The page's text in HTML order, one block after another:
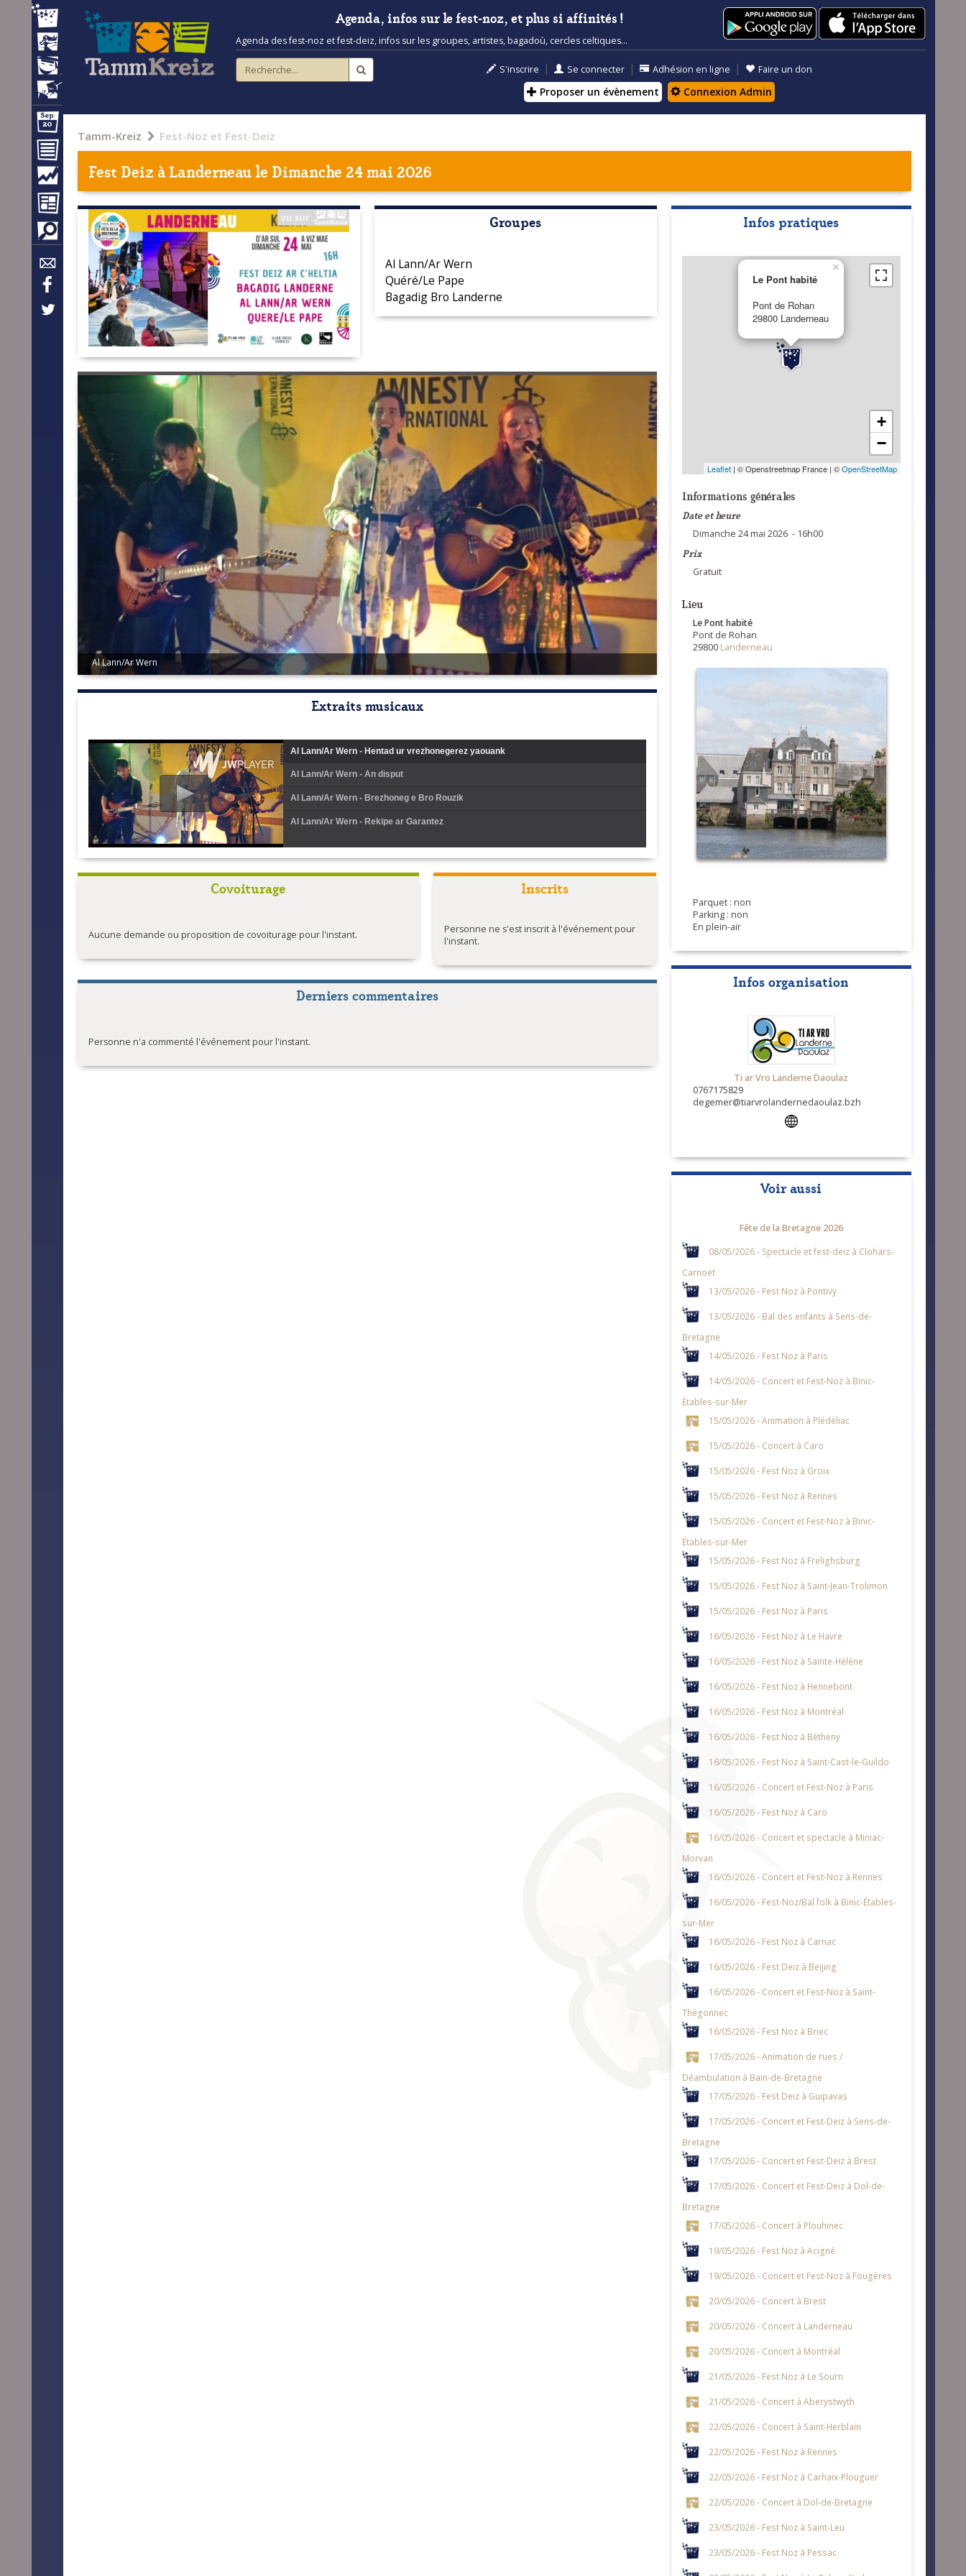
Agenda, infos sur le fest-noz, et plus si affinités !
Agenda des fest-noz et fest-deiz, infos sur les groupes, artistes, bagadoù, cercles celtiques...
S'inscrire | Se connecter | Adhésion en ligne | Faire un don
Proposer un évènement Connexion Admin
Tamm-Kreiz Fest-Noz et Fest-Deiz
Fest Deiz àLanderneaule Dimanche 24 mai 2026
Groupes
Al Lann/Ar Wern
Quéré/Le Pape
Bagadig Bro Landerne
Quéré/Le Pape
Extraits musicaux
Al Lann/Ar Wern - Hentad ur vrezhonegerez yaouank
Al Lann/Ar Wern - An disput
Al Lann/Ar Wern - Brezhoneg e Bro Rouzik
Al Lann/Ar Wern - Rekipe ar Garantez
Covoiturage
Aucune demande ou proposition de covoiturage pour l'instant.
Inscrits
Personne ne s'est inscrit à l'événement pour
l'instant.
Derniers commentaires
Personne n'a commenté l'événement pour l'instant.
Infos pratiques
Le Pont habité
Pont de Rohan
29800 Landerneau
×
+
−
Leaflet| © Openstreetmap France | ©OpenStreetMap
Informations générales
Date et heure
Dimanche 24 mai 2026 - 16h00
Prix
Gratuit
Lieu
Le Pont habité
Pont de Rohan
29800 Landerneau
Parquet : non
Parking : non
En plein-air
Infos organisation
Ti ar Vro Landerne Daoulaz
0767175829
degemer@tiarvrolandernedaoulaz.bzh
Voir aussi
Fête de la Bretagne 2026
08/05/2026 - Spectacle et fest-deiz à Clohars-
Carnoët
13/05/2026 - Fest Noz à Pontivy
13/05/2026 - Bal des enfants à Sens-de-
Bretagne
14/05/2026 - Fest Noz à Paris
14/05/2026 - Concert et Fest-Noz à Binic-
Étables-sur-Mer
15/05/2026 - Animation à Plédéliac
15/05/2026 - Concert à Caro
15/05/2026 - Fest Noz à Groix
15/05/2026 - Fest Noz à Rennes
15/05/2026 - Concert et Fest-Noz à Binic-
Étables-sur-Mer
15/05/2026 - Fest Noz à Frelighsburg
15/05/2026 - Fest Noz à Saint-Jean-Trolimon
15/05/2026 - Fest Noz à Paris
16/05/2026 - Fest Noz à Le Havre
16/05/2026 - Fest Noz à Sainte-Hélène
16/05/2026 - Fest Noz à Hennebont
16/05/2026 - Fest Noz à Montréal
16/05/2026 - Fest Noz à Bétheny
16/05/2026 - Fest Noz à Saint-Cast-le-Guildo
16/05/2026 - Concert et Fest-Noz à Paris
16/05/2026 - Fest Noz à Caro
16/05/2026 - Concert et spectacle à Miniac-
Morvan
16/05/2026 - Concert et Fest-Noz à Rennes
16/05/2026 - Fest-Noz/Bal folk à Binic-Étables-
sur-Mer
16/05/2026 - Fest Noz à Carnac
16/05/2026 - Fest Deiz à Beijing
16/05/2026 - Concert et Fest-Noz à Saint-
Thégonnec
16/05/2026 - Fest Noz à Briec
17/05/2026 - Animation de rues /
Déambulation à Bain-de-Bretagne
17/05/2026 - Fest Deiz à Guipavas
17/05/2026 - Concert et Fest-Deiz à Sens-de-
Bretagne
17/05/2026 - Concert et Fest-Deiz à Brest
17/05/2026 - Concert et Fest-Deiz à Dol-de-
Bretagne
17/05/2026 - Concert à Plouhinec
19/05/2026 - Fest Noz à Acigné
19/05/2026 - Concert et Fest-Noz à Fougères
20/05/2026 - Concert à Brest
20/05/2026 - Concert à Landerneau
20/05/2026 - Concert à Montréal
21/05/2026 - Fest Noz à Le Sourn
21/05/2026 - Concert à Aberystwyth
22/05/2026 - Concert à Saint-Herblain
22/05/2026 - Fest Noz à Rennes
22/05/2026 - Fest Noz à Carhaix-Plouguer
22/05/2026 - Concert à Dol-de-Bretagne
23/05/2026 - Fest Noz à Saint-Leu
23/05/2026 - Fest Noz à Pessac